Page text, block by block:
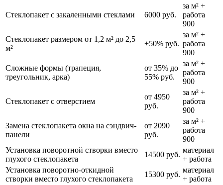
Стеклопакет с закаленными стеклами 6000 руб.
за м² +
работа
900
Стеклопакет размером от 1,2 м² до 2,5
м²
+50% руб.
за м² +
работа
900
Сложные формы (трапеция,
треугольник, арка)
от 35% до
55% руб.
за м² +
работа
900
Стеклопакет с отверстием
от 4950
руб.
за м² +
работа
900
Замена стеклопакета окна на сэндвич-
панели
от 2090
руб.
за м² +
работа
900
Установка поворотной створки вместо
глухого стеклопакета
14500 руб.
материал
+ работа
Установка поворотно-откидной
створки вместо глухого стеклопакета
15300 руб.
материал
+ работа